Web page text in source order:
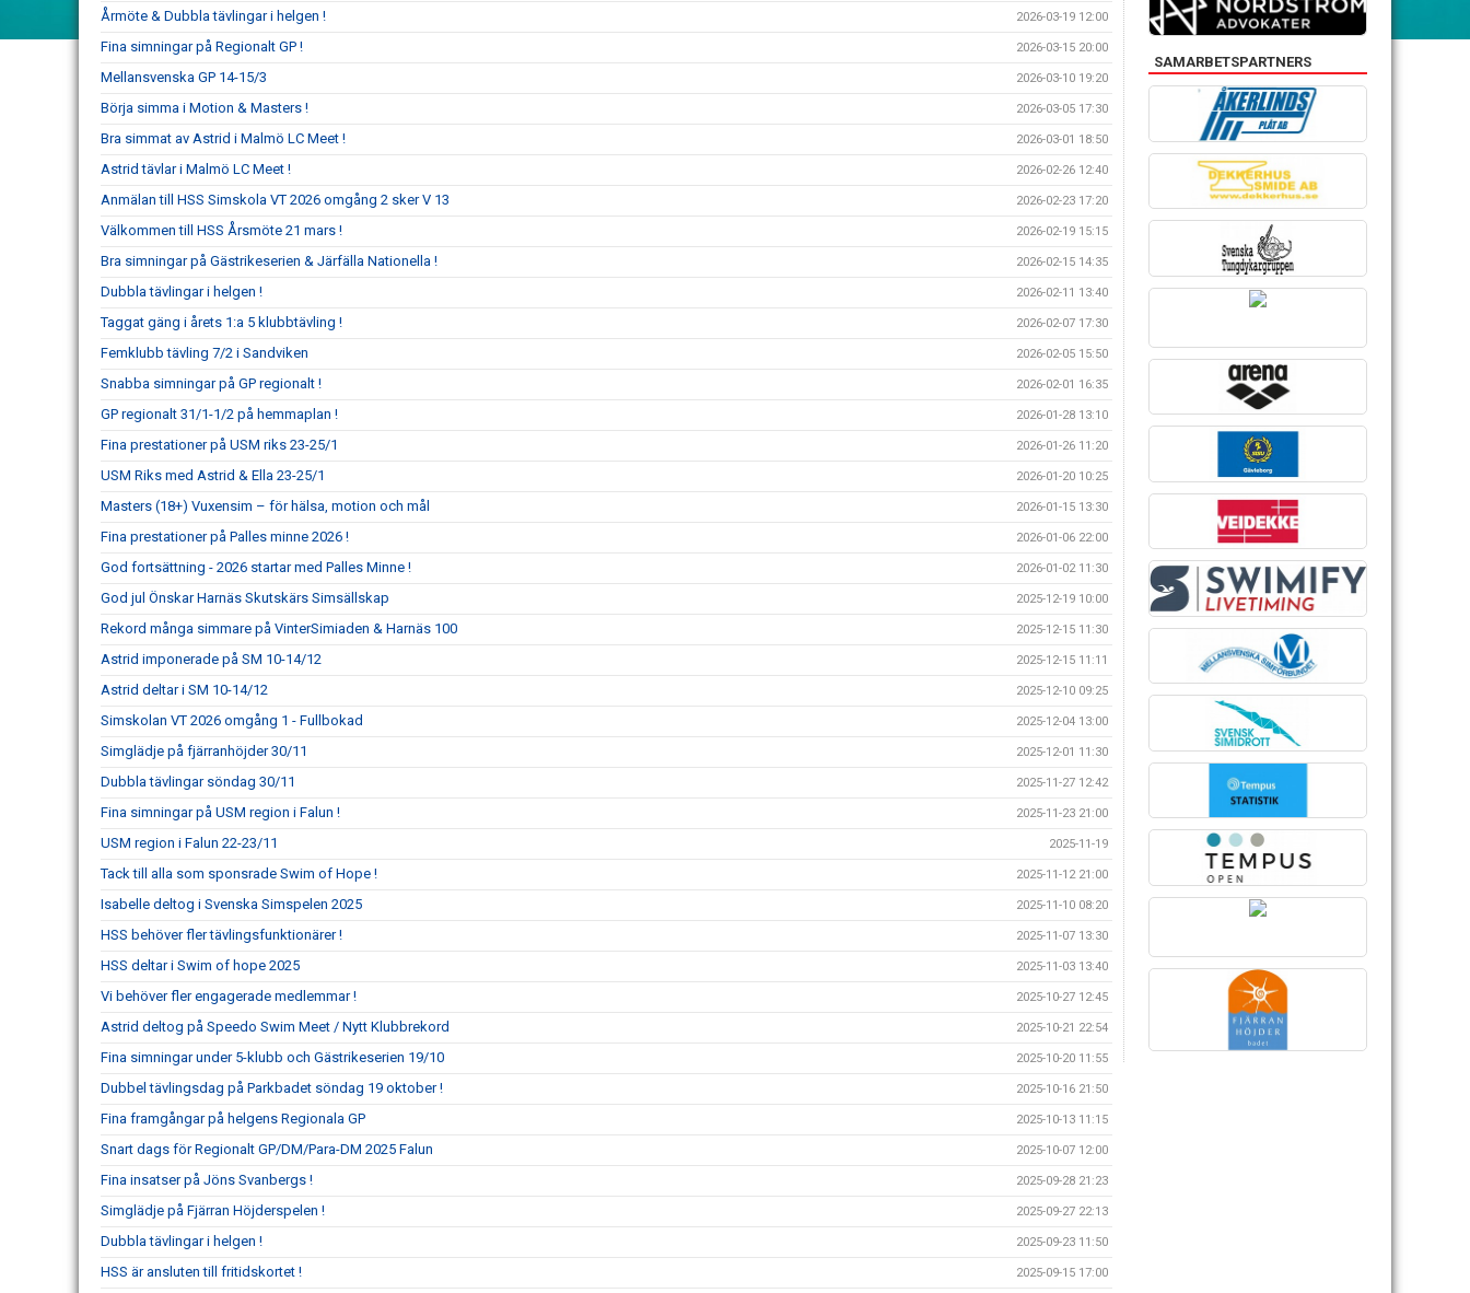
Årmöte & Dubbla tävlingar i helgen ! 2026-03-19 12:00
Fina simningar på Regionalt GP ! 2026-03-15 20:00
Mellansvenska GP 14-15/3 2026-03-10 19:20
Börja simma i Motion & Masters ! 2026-03-05 17:30
Bra simmat av Astrid i Malmö LC Meet ! 2026-03-01 18:50
Astrid tävlar i Malmö LC Meet ! 2026-02-26 12:40
Anmälan till HSS Simskola VT 2026 omgång 2 sker V 13 2026-02-23 17:20
Välkommen till HSS Årsmöte 21 mars ! 2026-02-19 15:15
Bra simningar på Gästrikeserien & Järfälla Nationella ! 2026-02-15 14:35
Dubbla tävlingar i helgen ! 2026-02-11 13:40
Taggat gäng i årets 1:a 5 klubbtävling ! 2026-02-07 17:30
Femklubb tävling 7/2 i Sandviken 2026-02-05 15:50
Snabba simningar på GP regionalt ! 2026-02-01 16:35
GP regionalt 31/1-1/2 på hemmaplan ! 2026-01-28 13:10
Fina prestationer på USM riks 23-25/1 2026-01-26 11:20
USM Riks med Astrid & Ella 23-25/1 2026-01-20 10:25
Masters (18+) Vuxensim – för hälsa, motion och mål 2026-01-15 13:30
Fina prestationer på Palles minne 2026 ! 2026-01-06 22:00
God fortsättning - 2026 startar med Palles Minne ! 2026-01-02 11:30
God jul Önskar Harnäs Skutskärs Simsällskap 2025-12-19 10:00
Rekord många simmare på VinterSimiaden & Harnäs 100 2025-12-15 11:30
Astrid imponerade på SM 10-14/12 2025-12-15 11:11
Astrid deltar i SM 10-14/12 2025-12-10 09:25
Simskolan VT 2026 omgång 1 - Fullbokad 2025-12-04 13:00
Simglädje på fjärranhöjder 30/11 2025-12-01 11:30
Dubbla tävlingar söndag 30/11 2025-11-27 12:42
Fina simningar på USM region i Falun ! 2025-11-23 21:00
USM region i Falun 22-23/11 2025-11-19
Tack till alla som sponsrade Swim of Hope ! 2025-11-12 21:00
Isabelle deltog i Svenska Simspelen 2025 2025-11-10 08:20
HSS behöver fler tävlingsfunktionärer ! 2025-11-07 13:30
HSS deltar i Swim of hope 2025 2025-11-03 13:40
Vi behöver fler engagerade medlemmar ! 2025-10-27 12:45
Astrid deltog på Speedo Swim Meet / Nytt Klubbrekord 2025-10-21 22:54
Fina simningar under 5-klubb och Gästrikeserien 19/10 2025-10-20 11:55
Dubbel tävlingsdag på Parkbadet söndag 19 oktober ! 2025-10-16 21:50
Fina framgångar på helgens Regionala GP 2025-10-13 11:15
Snart dags för Regionalt GP/DM/Para-DM 2025 Falun 2025-10-07 12:00
Fina insatser på Jöns Svanbergs ! 2025-09-28 21:23
Simglädje på Fjärran Höjderspelen ! 2025-09-27 22:13
Dubbla tävlingar i helgen ! 2025-09-23 11:50
HSS är ansluten till fritidskortet ! 2025-09-15 17:00
SAMARBETSPARTNERS